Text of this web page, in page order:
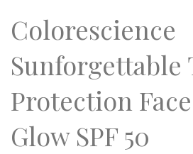
Colorescience
Sunforgettable
Protection
Glow SPF 50